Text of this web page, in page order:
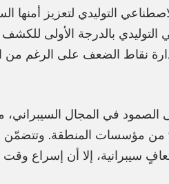
التوليدي لتعزيز أمنها
بالدرجة الأولى
نقاط الضعف على الرغم
الصمود في المجال
بالنسبة إلى 73% من مؤسسات
سيبرانية، إلا أن إسراع وقت